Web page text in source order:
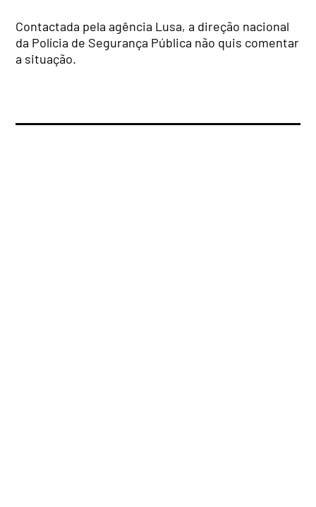
Contactada pela agência Lusa, a direção nacional
da Polícia de Segurança Pública não quis comentar
a situação.